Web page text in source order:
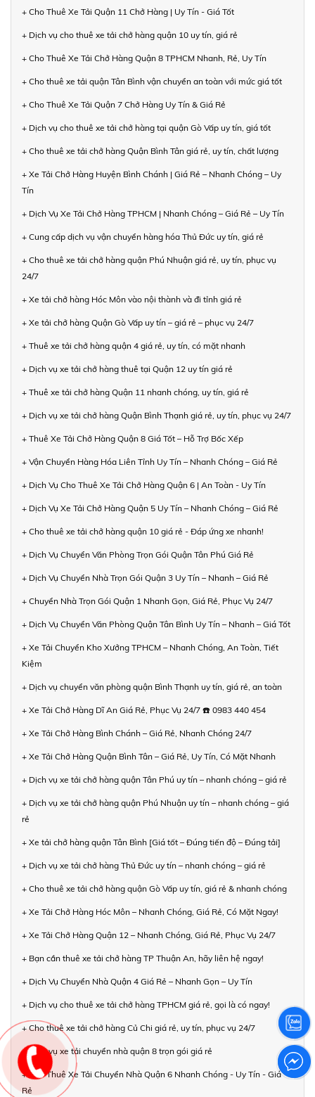
+ Cho Thuê Xe Tải Quận 11 Chở Hàng | Uy Tín - Giá Tốt
+ Dịch vụ cho thuê xe tải chở hàng quận 10 uy tín, giá rẻ
+ Cho Thuê Xe Tải Chở Hàng Quận 8 TPHCM Nhanh, Rẻ, Uy Tín
+ Cho thuê xe tải quận Tân Bình vận chuyển an toàn với mức giá tốt
+ Cho Thuê Xe Tải Quận 7 Chở Hàng Uy Tín & Giá Rẻ
+ Dịch vụ cho thuê xe tải chở hàng tại quận Gò Vấp uy tín, giá tốt
+ Cho thuê xe tải chở hàng Quận Bình Tân giá rẻ, uy tín, chất lượng
+ Xe Tải Chở Hàng Huyện Bình Chánh | Giá Rẻ – Nhanh Chóng – Uy
Tín
+ Dịch Vụ Xe Tải Chở Hàng TPHCM | Nhanh Chóng – Giá Rẻ – Uy Tín
+ Cung cấp dịch vụ vận chuyển hàng hóa Thủ Đức uy tín, giá rẻ
+ Cho thuê xe tải chở hàng quận Phú Nhuận giá rẻ, uy tín, phục vụ
24/7
+ Xe tải chở hàng Hóc Môn vào nội thành và đi tỉnh giá rẻ
+ Xe tải chở hàng Quận Gò Vấp uy tín – giá rẻ – phục vụ 24/7
+ Thuê xe tải chở hàng quận 4 giá rẻ, uy tín, có mặt nhanh
+ Dịch vụ xe tải chở hàng thuê tại Quận 12 uy tín giá rẻ
+ Thuê xe tải chở hàng Quận 11 nhanh chóng, uy tín, giá rẻ
+ Dịch vụ xe tải chở hàng Quận Bình Thạnh giá rẻ, uy tín, phục vụ 24/7
+ Thuê Xe Tải Chở Hàng Quận 8 Giá Tốt – Hỗ Trợ Bốc Xếp
+ Vận Chuyển Hàng Hóa Liên Tỉnh Uy Tín – Nhanh Chóng – Giá Rẻ
+ Dịch Vụ Cho Thuê Xe Tải Chở Hàng Quận 6 | An Toàn - Uy Tín
+ Dịch Vụ Xe Tải Chở Hàng Quận 5 Uy Tín – Nhanh Chóng – Giá Rẻ
+ Cho thuê xe tải chở hàng quận 10 giá rẻ - Đáp ứng xe nhanh!
+ Dịch Vụ Chuyển Văn Phòng Trọn Gói Quận Tân Phú Giá Rẻ
+ Dịch Vụ Chuyển Nhà Trọn Gói Quận 3 Uy Tín – Nhanh – Giá Rẻ
+ Chuyển Nhà Trọn Gói Quận 1 Nhanh Gọn, Giá Rẻ, Phục Vụ 24/7
+ Dịch Vụ Chuyển Văn Phòng Quận Tân Bình Uy Tín – Nhanh – Giá Tốt
+ Xe Tải Chuyển Kho Xưởng TPHCM – Nhanh Chóng, An Toàn, Tiết
Kiệm
+ Dịch vụ chuyển văn phòng quận Bình Thạnh uy tín, giá rẻ, an toàn
+ Xe Tải Chở Hàng Dĩ An Giá Rẻ, Phục Vụ 24/7 ☎️ 0983 440 454
+ Xe Tải Chở Hàng Bình Chánh – Giá Rẻ, Nhanh Chóng 24/7
+ Xe Tải Chở Hàng Quận Bình Tân – Giá Rẻ, Uy Tín, Có Mặt Nhanh
+ Dịch vụ xe tải chở hàng quận Tân Phú uy tín – nhanh chóng – giá rẻ
+ Dịch vụ xe tải chở hàng quận Phú Nhuận uy tín – nhanh chóng – giá
rẻ
+ Xe tải chở hàng quận Tân Bình [Giá tốt – Đúng tiến độ – Đúng tải]
+ Dịch vụ xe tải chở hàng Thủ Đức uy tín – nhanh chóng – giá rẻ
+ Cho thuê xe tải chở hàng quận Gò Vấp uy tín, giá rẻ & nhanh chóng
+ Xe Tải Chở Hàng Hóc Môn – Nhanh Chóng, Giá Rẻ, Có Mặt Ngay!
+ Xe Tải Chở Hàng Quận 12 – Nhanh Chóng, Giá Rẻ, Phục Vụ 24/7
+ Bạn cần thuê xe tải chở hàng TP Thuận An, hãy liên hệ ngay!
+ Dịch Vụ Chuyển Nhà Quận 4 Giá Rẻ – Nhanh Gọn – Uy Tín
+ Dịch vụ cho thuê xe tải chở hàng TPHCM giá rẻ, gọi là có ngay!
+ Cho thuê xe tải chở hàng Củ Chi giá rẻ, uy tín, phục vụ 24/7
+ Dịch vụ xe tải chuyển nhà quận 8 trọn gói giá rẻ
+ Cho Thuê Xe Tải Chuyển Nhà Quận 6 Nhanh Chóng - Uy Tín - Giá
Rẻ